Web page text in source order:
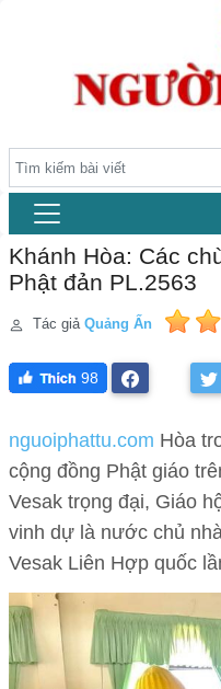
Khánh Hòa: Các
Phật đản PL.2563
Tác giả Quảng Ấn
98
nguoiphattu.com Hòa
cộng đồng Phật giáo
Vesak trọng đại, Giáo
vinh dự là nước chủ
Vesak Liên Hợp quốc